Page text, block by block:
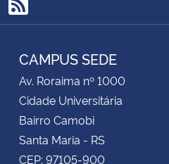
RSS
CAMPUS SEDE
Av. Roraima nº 1000
Cidade Universitária
Bairro Camobi
Santa Maria - RS
CEP: 97105-900